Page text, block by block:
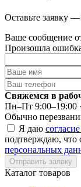
Оставьте заявку
Ваше сообщение
Произошла
Свяжемся в
Пн–Пт 9:00–19:00
Обычно
Я даю
подтверждаю, что
персональных
Отправить заявку
Каталог товаров